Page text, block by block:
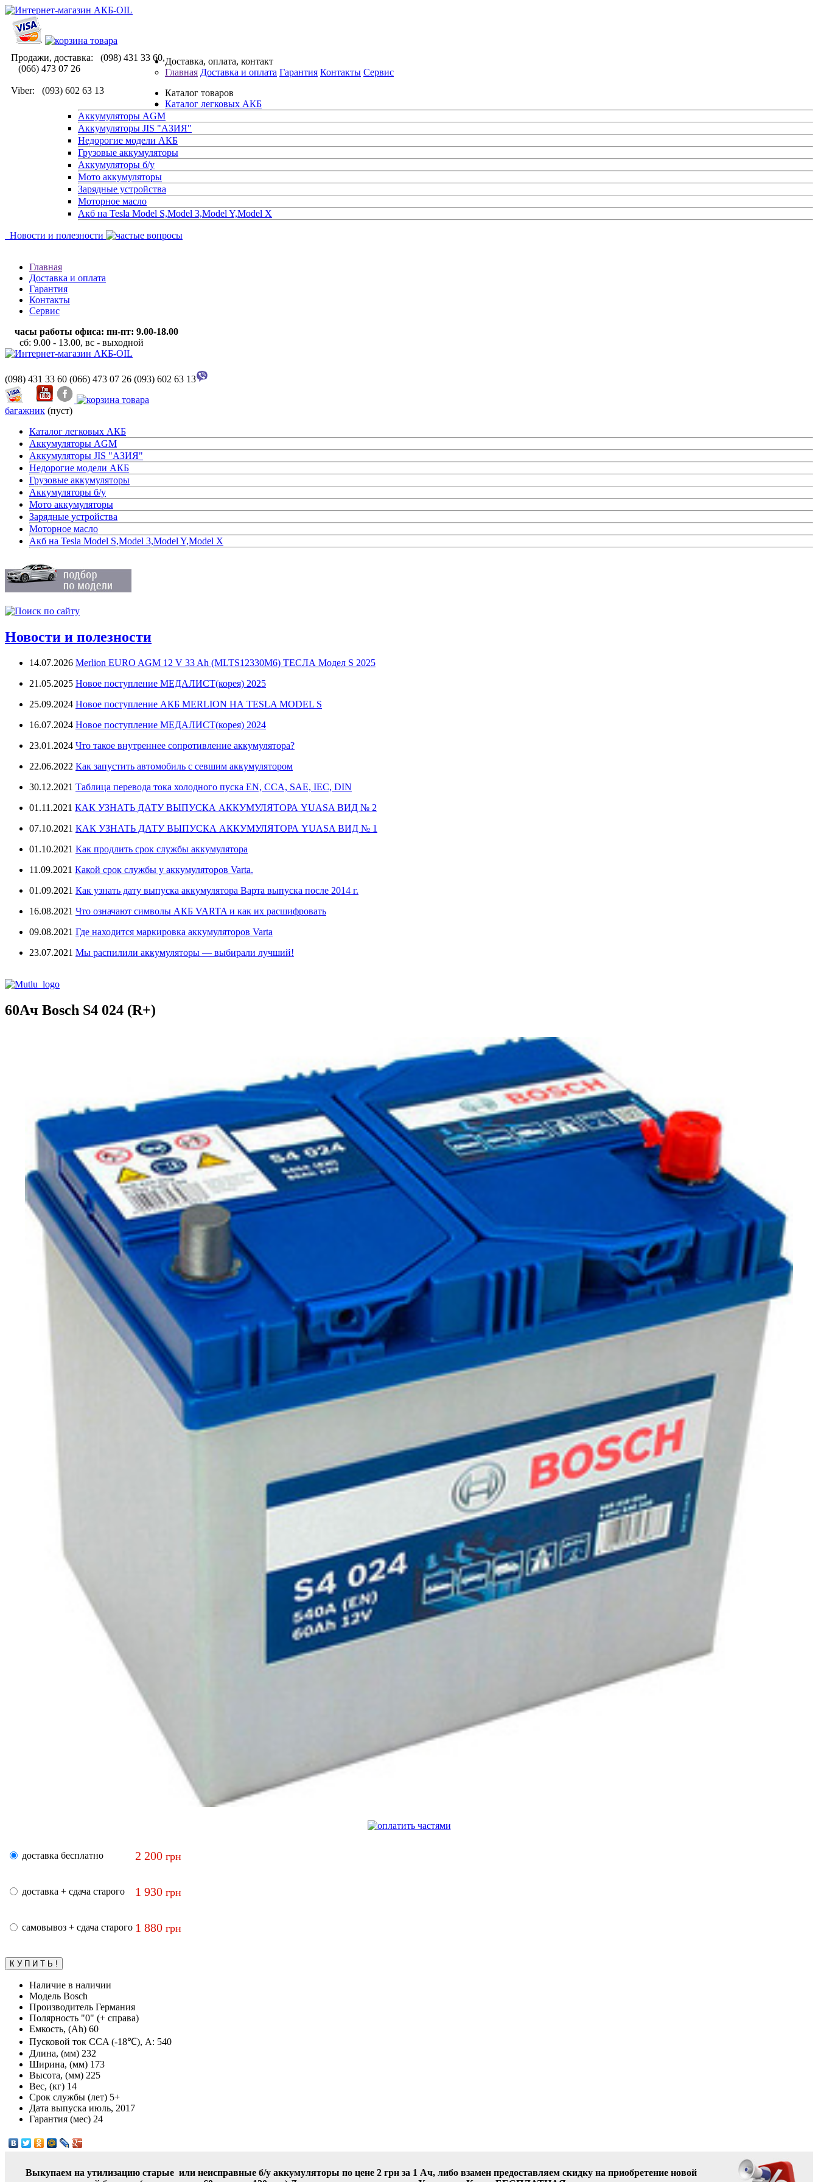
Продажи, доставка: (098) 431 33 60,
(066) 473 07 26
Viber: (093) 602 63 13
Доставка, оплата, контакт
Главная Доставка и оплата Гарантия Контакты Сервис
Каталог товаров
Каталог легковых АКБ
Аккумуляторы AGM
Аккумуляторы JIS "АЗИЯ"
Недорогие модели АКБ
Грузовые аккумуляторы
Аккумуляторы б/у
Мото аккумуляторы
Зарядные устройства
Моторное масло
Акб на Tesla Model S,Model 3,Model Y,Model X
Новости и полезности
Главная
Доставка и оплата
Гарантия
Контакты
Сервис
часы работы офиса: пн-пт: 9.00-18.00
сб: 9.00 - 13.00, вс - выходной
(098) 431 33 60 (066) 473 07 26 (093) 602 63 13
багажник (пуст)
Каталог легковых АКБ
Аккумуляторы AGM
Аккумуляторы JIS "АЗИЯ"
Недорогие модели АКБ
Грузовые аккумуляторы
Аккумуляторы б/у
Мото аккумуляторы
Зарядные устройства
Моторное масло
Акб на Tesla Model S,Model 3,Model Y,Model X
Новости и полезности
14.07.2026 Merlion EURO AGM 12 V 33 Ah (MLTS12330M6) ТЕСЛА Модел S 2025
21.05.2025 Новое поступление МЕДАЛИСТ(корея) 2025
25.09.2024 Новое поступление АКБ MERLION НА TESLA MODEL S
16.07.2024 Новое поступление МЕДАЛИСТ(корея) 2024
23.01.2024 Что такое внутреннее сопротивление аккумулятора?
22.06.2022 Как запустить автомобиль с севшим аккумулятором
30.12.2021 Таблица перевода тока холодного пуска EN, CCA, SAE, IEC, DIN
01.11.2021 КАК УЗНАТЬ ДАТУ ВЫПУСКА АККУМУЛЯТОРА YUASA ВИД № 2
07.10.2021 КАК УЗНАТЬ ДАТУ ВЫПУСКА АККУМУЛЯТОРА YUASA ВИД № 1
01.10.2021 Как продлить срок службы аккумулятора
11.09.2021 Какой срок службы у аккумуляторов Varta.
01.09.2021 Как узнать дату выпуска аккумулятора Варта выпуска после 2014 г.
16.08.2021 Что означают символы АКБ VARTA и как их расшифровать
09.08.2021 Где находится маркировка аккумуляторов Varta
23.07.2021 Мы распилили аккумуляторы — выбирали лучший!
60Ач Bosch S4 024 (R+)
доставка бесплатно 2 200 грн
доставка + сдача старого 1 930 грн
самовывоз + сдача старого 1 880 грн
Наличие в наличии
Модель Bosch
Производитель Германия
Полярность "0" (+ справа)
Емкость, (Ah) 60
Пусковой ток CCA (-18℃), А: 540
Длина, (мм) 232
Ширина, (мм) 173
Высота, (мм) 225
Вес, (кг) 14
Срок службы (лет) 5+
Дата выпуска июль, 2017
Гарантия (мес) 24
Выкупаем на утилизацию старые или неисправные б/у аккумуляторы по цене 2 грн за 1 Ач, либо взамен предоставляем скидку на приобретение новой